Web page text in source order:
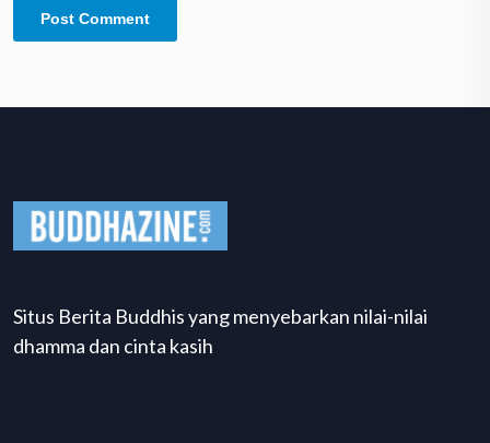
Situs Berita Buddhis yang menyebarkan nilai-nilai
dhamma dan cinta kasih